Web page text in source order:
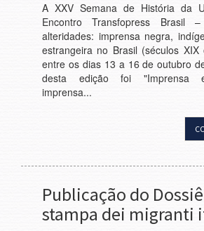
A XXV Semana de História da
Encontro Transfopress Brasil
alteridades: imprensa negra,
estrangeira no Brasil (séculos XIX
entre os dias 13 a 16 de outubro
desta edição foi "Imprensa
imprensa...
Publicação do Dossiê
stampa dei migranti